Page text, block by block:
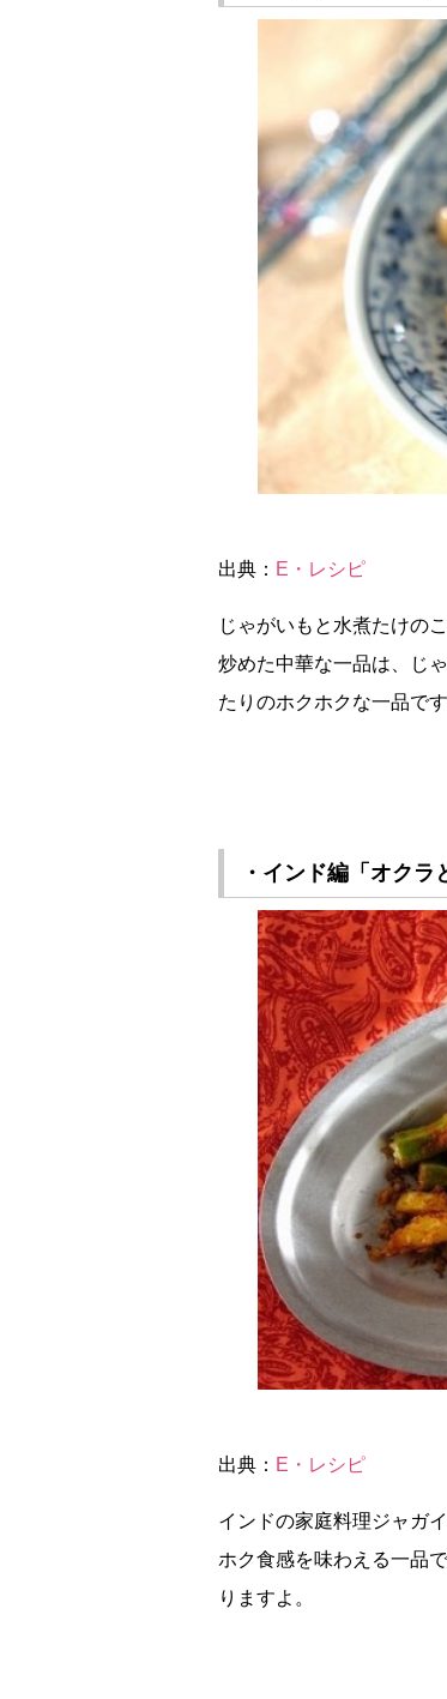
出典： E・レシピ
じゃがいもと水煮たけの
炒めた中華な一品は、じ
たりのホクホクな一品です
・インド編「オクラ
出典： E・レシピ
インドの家庭料理ジャガ
ホク食感を味わえる一品
りますよ。